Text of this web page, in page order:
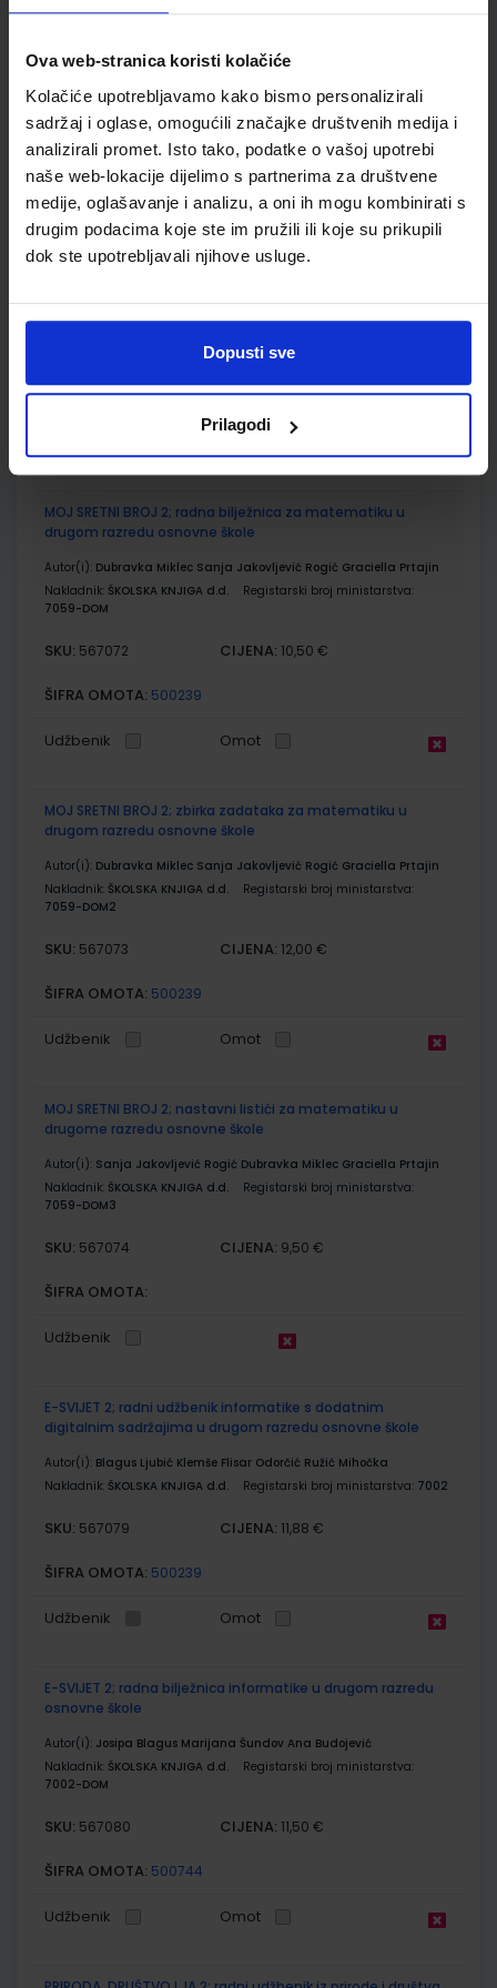
Ova web-stranica koristi kolačiće
Kolačiće upotrebljavamo kako bismo personalizirali
sadržaj i oglase, omogućili značajke društvenih medija i
analizirali promet. Isto tako, podatke o vašoj upotrebi
naše web-lokacije dijelimo s partnerima za društvene
medije, oglašavanje i analizu, a oni ih mogu kombinirati s
drugim podacima koje ste im pružili ili koje su prikupili
dok ste upotrebljavali njihove usluge.
Dopusti sve
Prilagodi
SKU:567060 CIJENA:9,00 €
ŠIFRA OMOTA:
Udžbenik
MOJ SRETNI BROJ 2; udžbenik matematike s dodatnim
digitalnim sadržajima u drugom razredu osnovne škole
CIJENA:23,78 €
ŠIFRA OMOTA:500239
MOJ SRETNI BROJ 2; radna bilježnica za matematiku u
drugom razredu osnovne škole
Autor(i): Dubravka Miklec Sanja Jakovljević Rogić Graciella Prtajin
Nakladnik: ŠKOLSKA KNJIGA d.d.
Registarski broj ministarstva:
7059-DOM
SKU: 567072 CIJENA: 10,50 €
ŠIFRA OMOTA: 500239
Udžbenik Omot
MOJ SRETNI BROJ 2; zbirka zadataka za matematiku u
drugom razredu osnovne škole
Autor(i): Dubravka Miklec Sanja Jakovljević Rogić Graciella Prtajin
Nakladnik: ŠKOLSKA KNJIGA d.d.
Registarski broj ministarstva:
7059-DOM2
SKU: 567073 CIJENA: 12,00 €
ŠIFRA OMOTA: 500239
Udžbenik Omot
MOJ SRETNI BROJ 2; nastavni listići za matematiku u
drugome razredu osnovne škole
Autor(i): Sanja Jakovljević Rogić Dubravka Miklec Graciella Prtajin
Nakladnik: ŠKOLSKA KNJIGA d.d.
Registarski broj ministarstva:
7059-DOM3
SKU: 567074 CIJENA: 9,50 €
ŠIFRA OMOTA:
Udžbenik
E-SVIJET 2; radni udžbenik informatike s dodatnim
digitalnim sadržajima u drugom razredu osnovne škole
Autor(i): Blagus Ljubić Klemše Flisar Odorčić Ružić Mihočka
Nakladnik: ŠKOLSKA KNJIGA d.d. Registarski broj ministarstva: 7002
SKU: 567079 CIJENA: 11,88 €
ŠIFRA OMOTA: 500239
Udžbenik Omot
E-SVIJET 2; radna bilježnica informatike u drugom razredu
osnovne škole
Autor(i): Josipa Blagus Marijana Šundov Ana Budojević
Nakladnik: ŠKOLSKA KNJIGA d.d.
Registarski broj ministarstva:
7002-DOM
SKU: 567080 CIJENA: 11,50 €
ŠIFRA OMOTA: 500744
Udžbenik Omot